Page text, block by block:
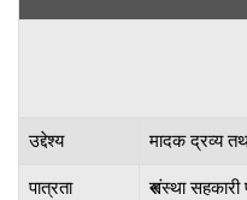
उद्देश्य मादक द्रव्य
पात्रता संस्था